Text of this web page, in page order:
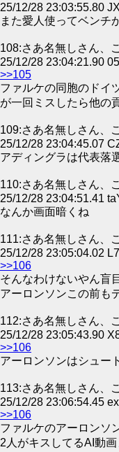
25/12/28 23:03:55.80
また愛人使ってベンチ
108:さあ名無しさん、
25/12/28 23:04:21.90
>>105
ファルケの同胞のドイ
が一回ミスしたら他の
109:さあ名無しさん、
25/12/28 23:04:45.07
アディングラは代表落
110:さあ名無しさん、
25/12/28 23:04:51.41
なんか画面暗くね
111:さあ名無しさん、
25/12/28 23:05:04.02
>>106
そんなわけないやん盲
アーロンソンこの前も
112:さあ名無しさん、
25/12/28 23:05:43.90
>>106
アーロンソンはシュー
113:さあ名無しさん、
25/12/28 23:06:54.45
>>106
ファルケのアーロンソ
2人がキスしてるAI動